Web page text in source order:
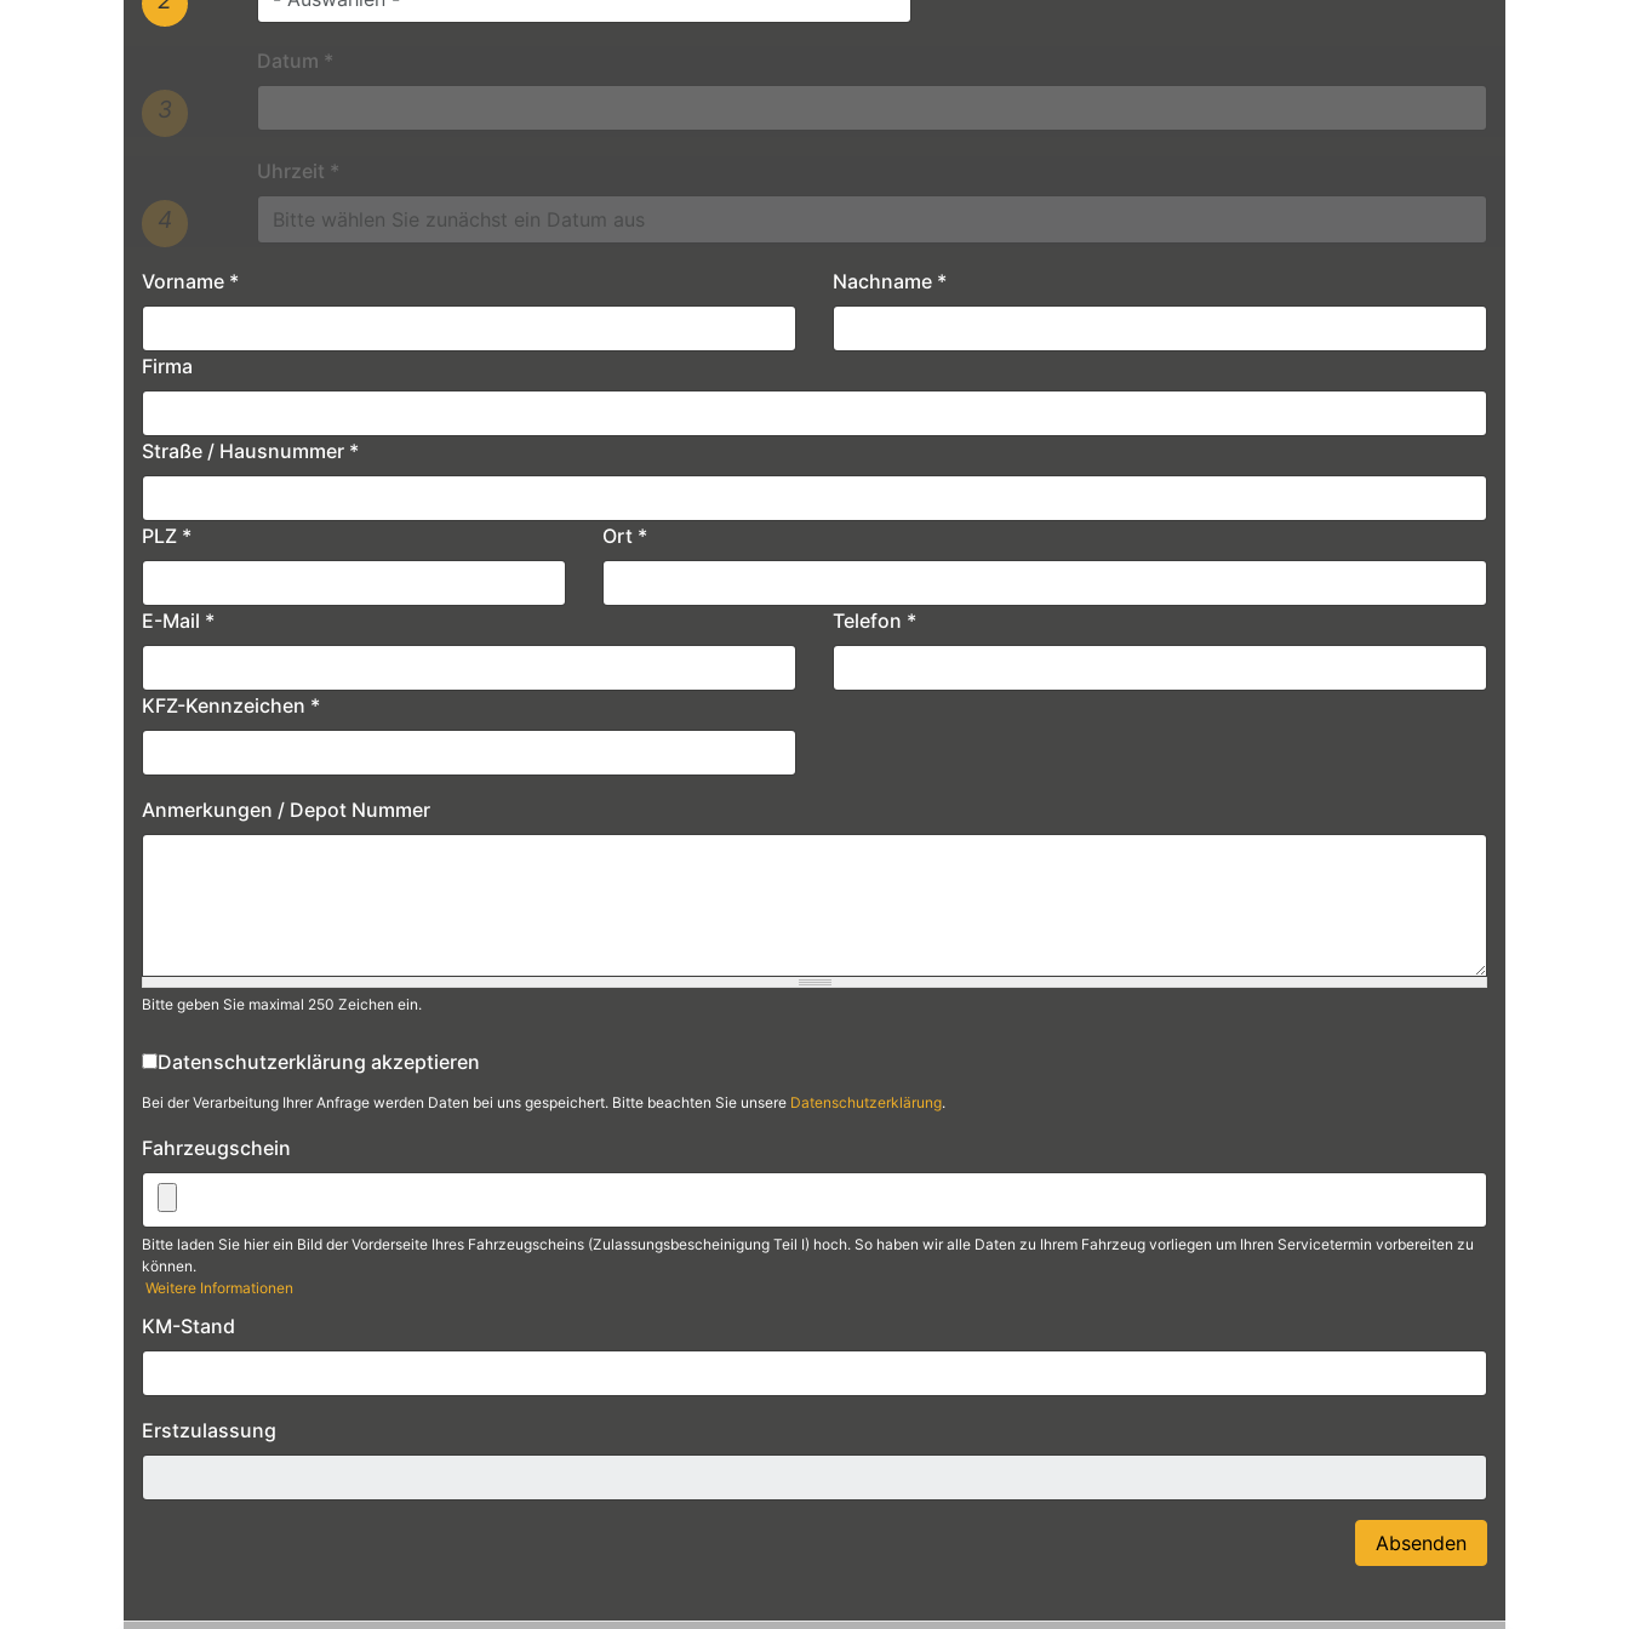
3
Datum *
4
Uhrzeit *
Vorname * Nachname *
Firma
Straße / Hausnummer *
PLZ * Ort *
E-Mail * Telefon *
KFZ-Kennzeichen *
Anmerkungen / Depot Nummer
Bitte geben Sie maximal 250 Zeichen ein.
Datenschutzerklärung akzeptieren
Datenschutz*
Bei der Verarbeitung Ihrer Anfrage werden Daten bei uns gespeichert. Bitte beachten Sie unsere Datenschutzerklärung.
Fahrzeugschein
Bitte laden Sie hier ein Bild der Vorderseite Ihres Fahrzeugscheins (Zulassungsbescheinigung Teil I) hoch. So haben wir alle Daten zu Ihrem Fahrzeug vorliegen um Ihren Servicetermin vorbereiten zu
können.
Weitere Informationen
Zulässige Dateierweiterungen:
KM-Stand
Erstzulassung
Absenden